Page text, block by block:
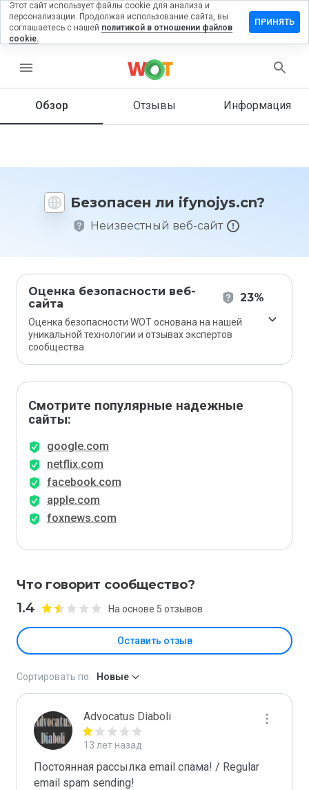
menu
Обзор Отзывы Информация
Безопасен ли ifynojys.cn?
Неизвестный веб-сайт
Оценка безопасности веб-
сайта
23%
Оценка безопасности WOT основана на нашей
уникальной технологии и отзывах экспертов
сообщества.
Смотрите популярные надежные
сайты:
google.com
netflix.com
facebook.com
apple.com
foxnews.com
Что говорит сообщество?
1.4 На основе 5 отзывов
Оставить отзыв
на
Как бы
этот
1 до 5?
Сортировать по: Новые
Advocatus Diaboli
13 лет назад
Постоянная рассылка email спама! / Regular
email spam sending!
Этот сайт использует файлы cookie для анализа и
персонализации. Продолжая использование сайта, вы
соглашаетесь с нашей политикой в отношении файлов
cookie.
ПРИНЯТЬ